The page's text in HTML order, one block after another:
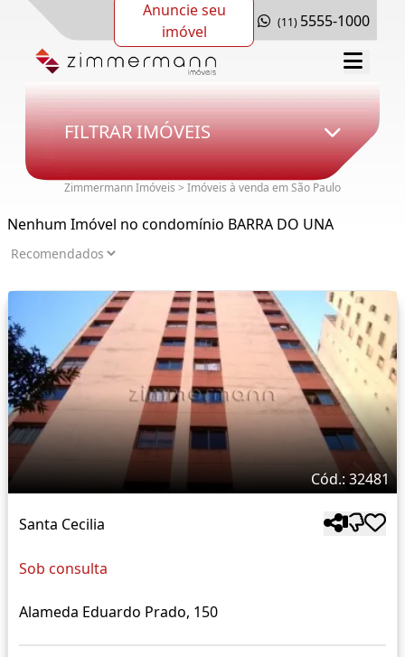
Anuncie seu
imóvel
(11) 5555-1000
FILTRAR IMÓVEIS
Zimmermann Imóveis > Imóveis à venda em São Paulo
Nenhum Imóvel no condomínio BARRA DO UNA
Cód.: 32481
Santa Cecilia
Sob consulta
Alameda Eduardo Prado, 150